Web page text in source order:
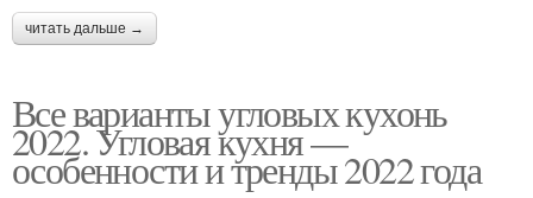
читать дальше →
Все варианты угловых кухонь
2022. Угловая кухня —
особенности и тренды 2022 года